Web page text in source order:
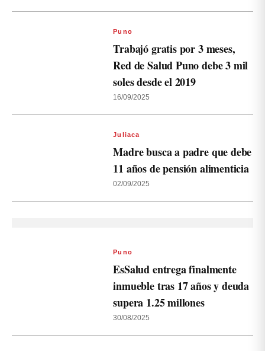
Puno
Trabajó gratis por 3 meses,
Red de Salud Puno debe 3 mil
soles desde el 2019
16/09/2025
Juliaca
Madre busca a padre que debe
11 años de pensión alimenticia
02/09/2025
Puno
EsSalud entrega finalmente
inmueble tras 17 años y deuda
supera 1.25 millones
30/08/2025